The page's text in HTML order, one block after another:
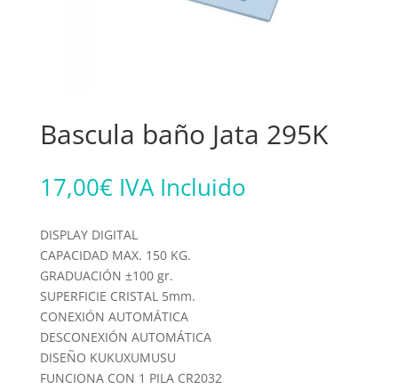
Bascula baño Jata 295K
17,00€ IVA Incluido
DISPLAY DIGITAL
CAPACIDAD MAX. 150 KG.
GRADUACIÓN ±100 gr.
SUPERFICIE CRISTAL 5mm.
CONEXIÓN AUTOMÁTICA
DESCONEXIÓN AUTOMÁTICA
DISEÑO KUKUXUMUSU
FUNCIONA CON 1 PILA CR2032